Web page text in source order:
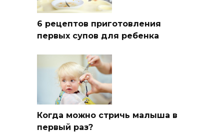
6 рецептов приготовления
первых супов для ребенка
Когда можно стричь малыша в
первый раз?